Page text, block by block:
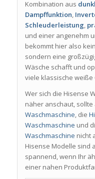
Kombination aus
Dampffunktion
Schleuderleistung
und einer angenehm
bekommt hier also
sondern eine
Wäsche schafft und
viele klassische weiße
Wer sich die Hisense
näher anschaut, sollte
Waschmaschine, die
Waschmaschine und
Waschmaschine nicht
Hisense Modelle sind
spannend, wenn Ihr
einer nahen